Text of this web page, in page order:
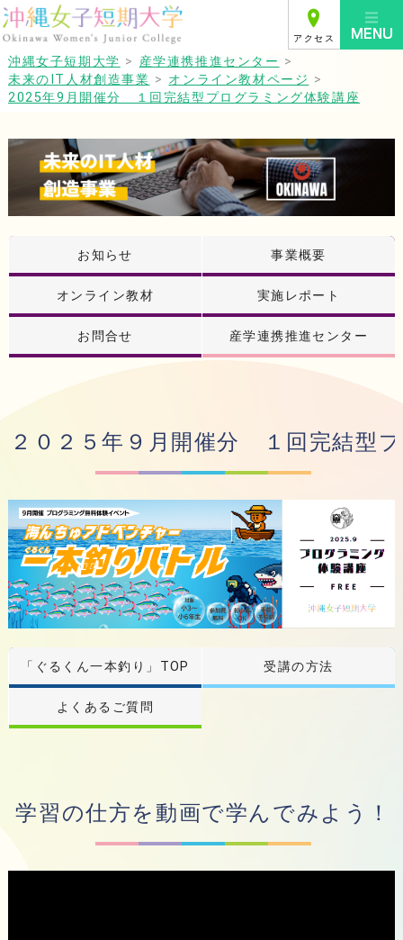
アクセス
沖縄女子短期大学 > 産学連携推進センター >
未来のIT人材創造事業 > オンライン教材ページ >
2025年9月開催分 １回完結型プログラミング体験講座
お知らせ 事業概要
オンライン教材 実施レポート
お問合せ 産学連携推進センター
２０２５年９月開催分 １回完結型
「ぐるくん一本釣り」TOP 受講の方法
よくあるご質問
学習の仕方を動画で学んでみよう！